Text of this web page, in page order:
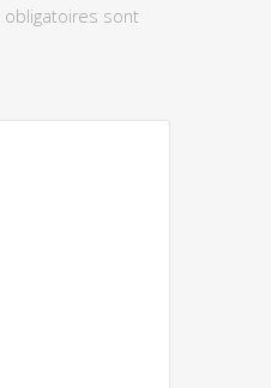
obligatoires sont